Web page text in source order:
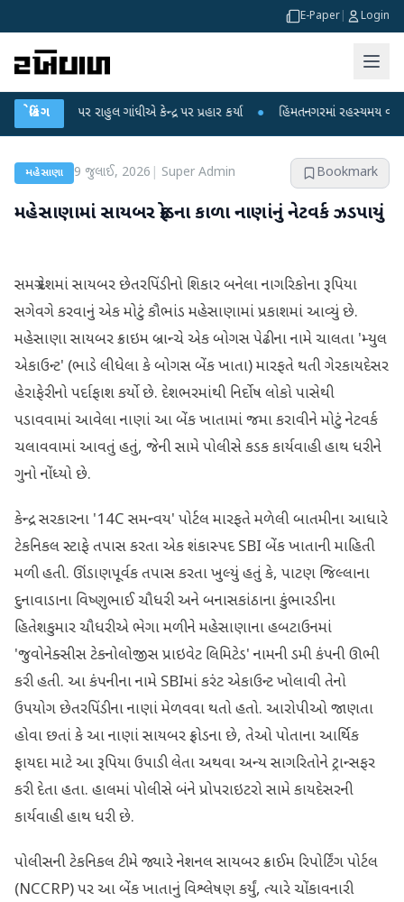
E-Paper Login
બ્રેકિંગ
પર રાહુલ ગાંધીએ કેન્દ્ર પર પ્રહાર કર્યા ● હિંમતનગરમાં રહસ્યમય વાયરસ કે
મહેસાણા 9 જુલાઈ, 2026 Super Admin Bookmark
મહેસાણામાં સાયબર ફ્રોડના કાળા નાણાંનું નેટવર્ક ઝડપાયું
સમગ્ર દેશમાં સાયબર છેતરપિંડીનો શિકાર બનેલા નાગરિકોના રૂપિયા
સગેવગે કરવાનું એક મોટું કૌભાંડ મહેસાણામાં પ્રકાશમાં આવ્યું છે.
મહેસાણા સાયબર ક્રાઇમ બ્રાન્ચે એક બોગસ પેઢીના નામે ચાલતા 'મ્યુલ
એકાઉન્ટ' (ભાડે લીધેલા કે બોગસ બેંક ખાતા) મારફતે થતી ગેરકાયદેસર
હેરાફેરીનો પર્દાફાશ કર્યો છે. દેશભરમાંથી નિર્દોષ લોકો પાસેથી
પડાવવામાં આવેલા નાણાં આ બેંક ખાતામાં જમા કરાવીને મોટું નેટવર્ક
ચલાવવામાં આવતું હતું, જેની સામે પોલીસે કડક કાર્યવાહી હાથ ધરીને
ગુનો નોંધ્યો છે.
કેન્દ્ર સરકારના '14C સમન્વય' પોર્ટલ મારફતે મળેલી બાતમીના આધારે
ટેકનિકલ સ્ટાફે તપાસ કરતા એક શંકાસ્પદ SBI બેંક ખાતાની માહિતી
મળી હતી. ઊંડાણપૂર્વક તપાસ કરતા ખુલ્યું હતું કે, પાટણ જિલ્લાના
દુનાવાડાના વિષ્ણુભાઈ ચૌધરી અને બનાસકાંઠાના કુંભારડીના
હિતેશકુમાર ચૌધરીએ ભેગા મળીને મહેસાણાના હબટાઉનમાં
'જુવોનેક્સીસ ટેકનોલોજીસ પ્રાઇવેટ લિમિટેડ' નામની ડમી કંપની ઊભી
કરી હતી. આ કંપનીના નામે SBIમાં કરંટ એકાઉન્ટ ખોલાવી તેનો
ઉપયોગ છેતરપિંડીના નાણાં મેળવવા થતો હતો. આરોપીઓ જાણતા
હોવા છતાં કે આ નાણાં સાયબર ફ્રોડના છે, તેઓ પોતાના આર્થિક
ફાયદા માટે આ રૂપિયા ઉપાડી લેતા અથવા અન્ય સાગરિતોને ટ્રાન્સફર
કરી દેતા હતા. હાલમાં પોલીસે બંને પ્રોપરાઇટરો સામે કાયદેસરની
કાર્યવાહી હાથ ધરી છે.
પોલીસની ટેકનિકલ ટીમે જ્યારે નેશનલ સાયબર ક્રાઈમ રિપોર્ટિંગ પોર્ટલ
(NCCRP) પર આ બેંક ખાતાનું વિશ્લેષણ કર્યું, ત્યારે ચોંકાવનારી